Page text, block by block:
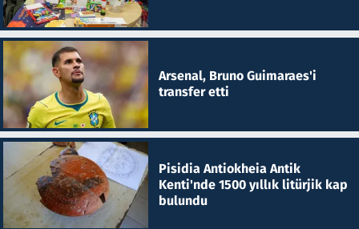
Arsenal, Bruno Guimaraes'i
transfer etti
Pisidia Antiokheia Antik
Kenti'nde 1500 yıllık litürjik kap
bulundu